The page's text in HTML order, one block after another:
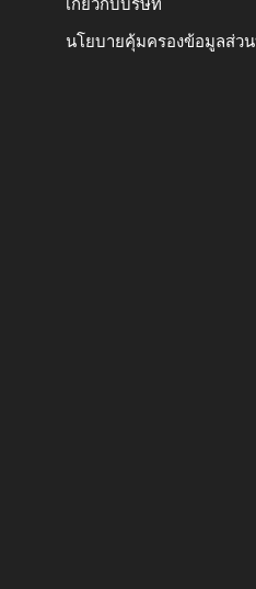
เกี่ยวกับบริษัท
นโยบายคุ้มครองข้อมูลส่ว